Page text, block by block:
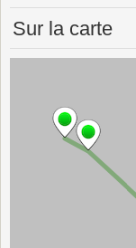
Sur la carte